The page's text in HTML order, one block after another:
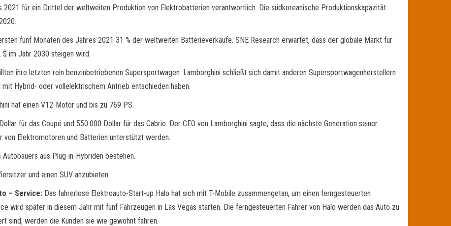
2021 für ein Drittel der weltweiten Produktion von Elektrobatterien verantwortlich. Die südkoreanische Produktionskapazität
fünf Monaten des Jahres 2021 31 % der weltweiten Batterieverkäufe. SNE Research erwartet, dass der globale Markt für
im Jahr 2030 steigen wird.
ihre letzten rein benzinbetriebenen Supersportwagen. Lamborghini schließt sich damit anderen Supersportwagenherstellern
Hybrid- oder vollelektrischem Antrieb entschieden haben.
hat einen V12-Motor und bis zu 769 PS.
für das Coupé und 550.000 Dollar für das Cabrio. Der CEO von Lamborghini sagte, dass die nächste Generation seiner
Elektromotoren und Batterien unterstützt werden.
aus Plug-in-Hybriden bestehen.
und einen SUV anzubieten.
– Service: Das fahrerlose Elektroauto-Start-up Halo hat sich mit T-Mobile zusammengetan, um einen ferngesteuerten
wird später in diesem Jahr mit fünf Fahrzeugen in Las Vegas starten. Die ferngesteuerten Fahrer von Halo werden das Auto zu
sind, werden die Kunden sie wie gewohnt fahren.